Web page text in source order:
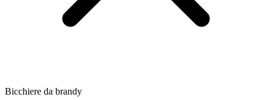
Bicchiere da brandy